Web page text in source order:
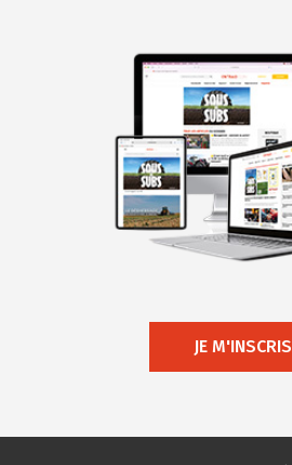
JE M'INSCRIS